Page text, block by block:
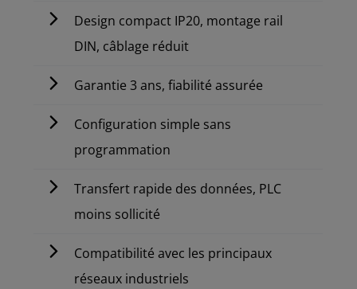
Design compact IP20, montage rail
DIN, câblage réduit
Garantie 3 ans, fiabilité assurée
Configuration simple sans
programmation
Transfert rapide des données, PLC
moins sollicité
Compatibilité avec les principaux
réseaux industriels